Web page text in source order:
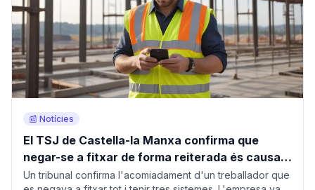
📰 Notícies
El TSJ de Castella-la Manxa confirma que
negar-se a fitxar de forma reiterada és causa
d'acomiadament procedent
Un tribunal confirma l'acomiadament d'un treballador que